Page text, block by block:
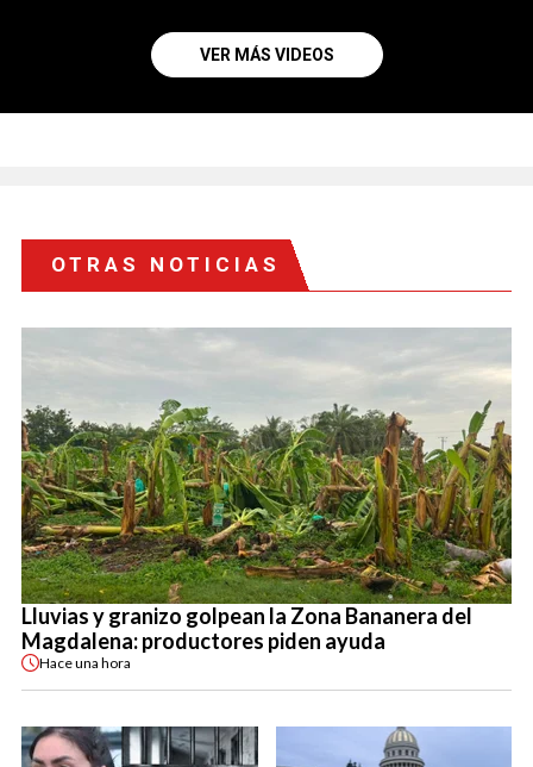
VER MÁS VIDEOS
OTRAS NOTICIAS
Lluvias y granizo golpean la Zona Bananera del
Magdalena: productores piden ayuda
Haceuna hora